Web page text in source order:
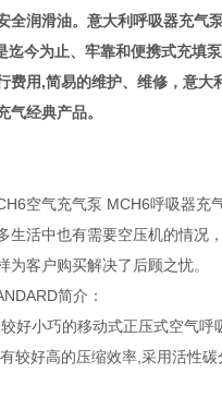
全润滑油。 意大利呼吸器充气
迄今为止、牢靠和便携式充填
费用,简易的维护、维修，意
气经典产品。
空气充气泵 MCH6呼吸器充
生活中也有需要空压机的情况
为客户购买解决了后顾之忧。
简介：
好小巧的移动式正压式空气
较好高的压缩效率,采用活性